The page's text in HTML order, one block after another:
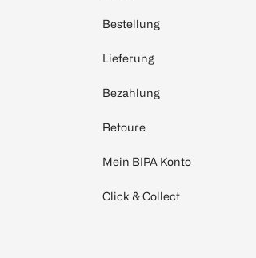
Bestellung
Lieferung
Bezahlung
Retoure
Mein BIPA Konto
Click & Collect